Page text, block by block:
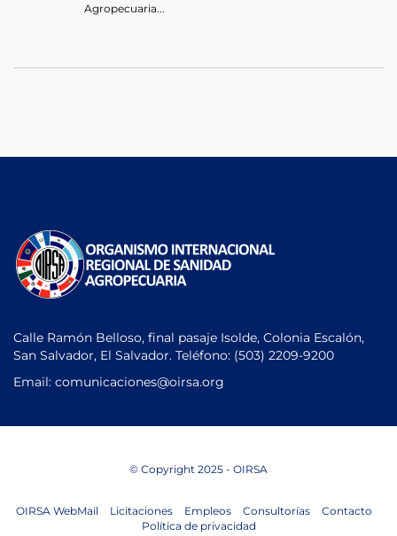
Agropecuaria...
Calle Ramón Belloso, final pasaje Isolde, Colonia Escalón,
San Salvador, El Salvador. Teléfono: (503) 2209-9200
Email: comunicaciones@oirsa.org
© Copyright 2025 - OIRSA
OIRSA WebMail Licitaciones Empleos Consultorías
Contacto
Política de privacidad